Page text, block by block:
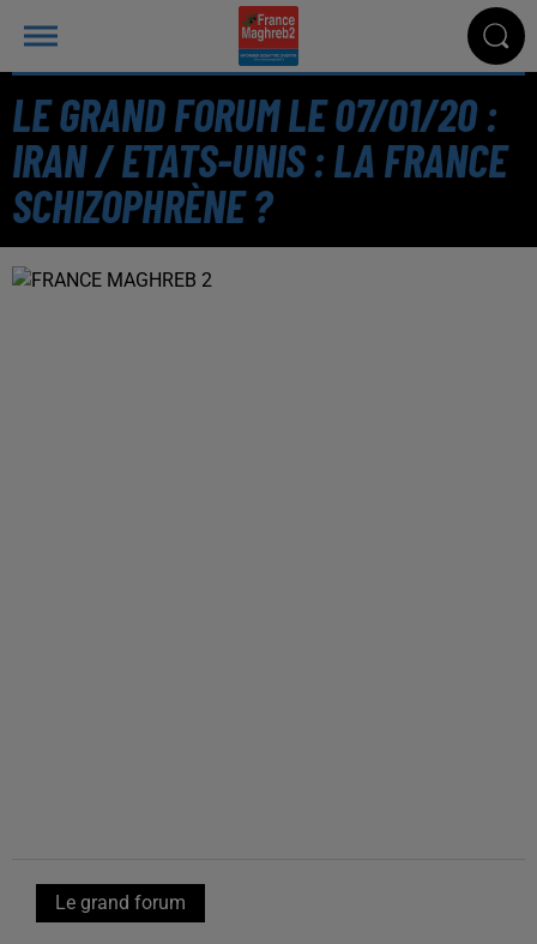
LE GRAND FORUM LE 07/01/20 :
IRAN / ETATS-UNIS : LA FRANCE
SCHIZOPHRÈNE ?
Le grand forum